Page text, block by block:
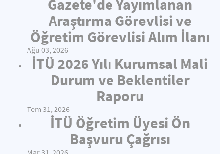
Gazete'de Yayımlanan
Araştırma Görevlisi ve
Öğretim Görevlisi Alım İlanı
Ağu 03, 2026
İTÜ 2026 Yılı Kurumsal Mali
Durum ve Beklentiler
Raporu
Tem 31, 2026
İTÜ Öğretim Üyesi Ön
Başvuru Çağrısı